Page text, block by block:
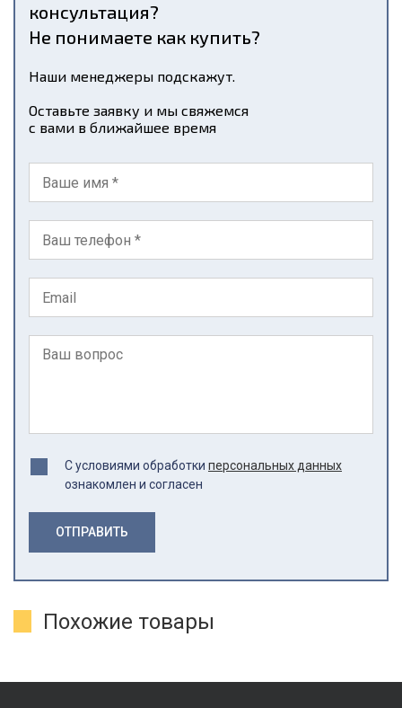
консультация?
Не понимаете как купить?
Наши менеджеры подскажут.
Оставьте заявку и мы свяжемся
с вами в ближайшее время
С условиями обработки персональных данных
ознакомлен и согласен
ОТПРАВИТЬ
Похожие товары